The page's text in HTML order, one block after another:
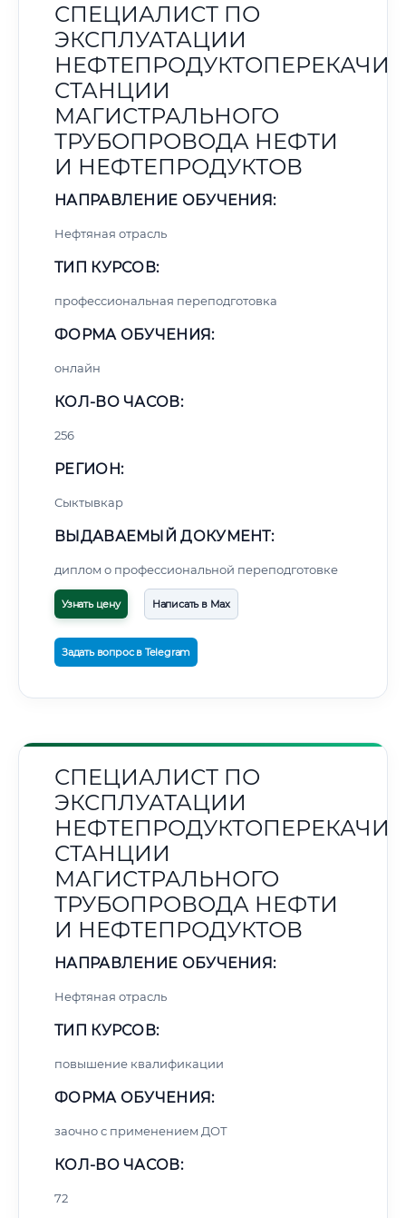
СПЕЦИАЛИСТ ПО
ЭКСПЛУАТАЦИИ
СТАНЦИИ
МАГИСТРАЛЬНОГО
ТРУБОПРОВОДА НЕФТИ
И НЕФТЕПРОДУКТОВ
НАПРАВЛЕНИЕ ОБУЧЕНИЯ:
Нефтяная отрасль
ТИП КУРСОВ:
профессиональная переподготовка
ФОРМА ОБУЧЕНИЯ:
онлайн
КОЛ-ВО ЧАСОВ:
256
РЕГИОН:
Сыктывкар
ВЫДАВАЕМЫЙ ДОКУМЕНТ:
диплом о профессиональной переподготовке
Узнать цену Написать в Max
Задать вопрос в Telegram
СПЕЦИАЛИСТ ПО
ЭКСПЛУАТАЦИИ
СТАНЦИИ
МАГИСТРАЛЬНОГО
ТРУБОПРОВОДА НЕФТИ
И НЕФТЕПРОДУКТОВ
НАПРАВЛЕНИЕ ОБУЧЕНИЯ:
Нефтяная отрасль
ТИП КУРСОВ:
повышение квалификации
ФОРМА ОБУЧЕНИЯ:
заочно с применением ДОТ
КОЛ-ВО ЧАСОВ:
72